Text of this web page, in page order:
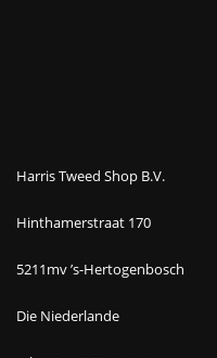
Harris Tweed Shop B.V.
Hinthamerstraat 170
5211mv ’s-Hertogenbosch
Die Niederlande